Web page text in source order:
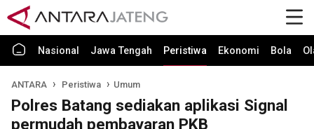
Nasional Jawa Tengah Peristiwa Ekonomi Bola
ANTARA Peristiwa Umum
Polres Batang sediakan aplikasi Signal
permudah pembayaran PKB